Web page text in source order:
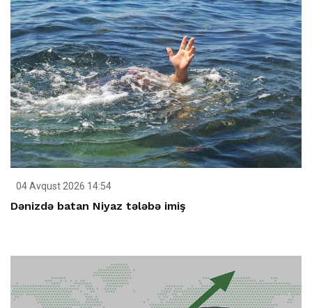
04 Avqust 2026 14:54
Dənizdə batan Niyaz tələbə imiş